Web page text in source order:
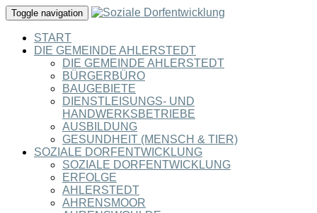
Toggle navigation
START
DIE GEMEINDE AHLERSTEDT
DIE GEMEINDE AHLERSTEDT
BÜRGERBÜRO
BAUGEBIETE
DIENSTLEISUNGS- UND
HANDWERKSBETRIEBE
AUSBILDUNG
GESUNDHEIT (MENSCH & TIER)
SOZIALE DORFENTWICKLUNG
SOZIALE DORFENTWICKLUNG
ERFOLGE
AHLERSTEDT
AHRENSMOOR